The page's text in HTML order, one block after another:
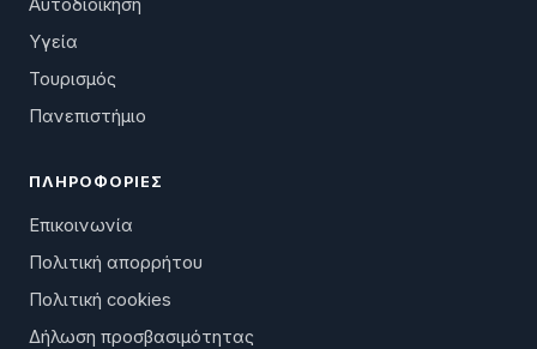
Αυτοδιοίκηση
Υγεία
Τουρισμός
Πανεπιστήμιο
ΠΛΗΡΟΦΟΡΊΕΣ
Επικοινωνία
Πολιτική απορρήτου
Πολιτική cookies
Δήλωση προσβασιμότητας